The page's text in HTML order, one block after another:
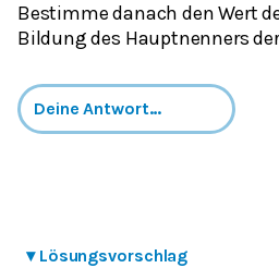
Bestimme danach den Wert
Bildung des Hauptnenners
▾ Lösungsvorschlag